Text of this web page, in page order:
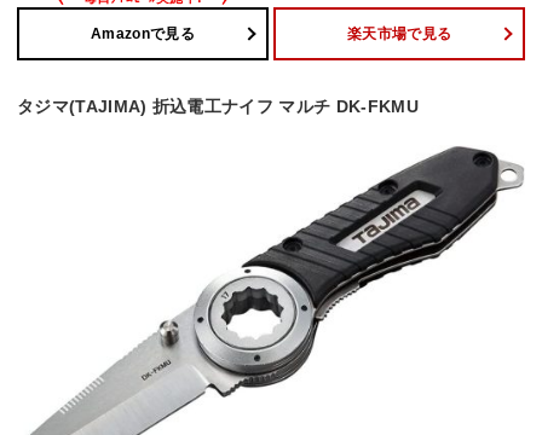
Amazonで見る 楽天市場で見る
タジマ(TAJIMA) 折込電工ナイフ マルチ DK-FKMU